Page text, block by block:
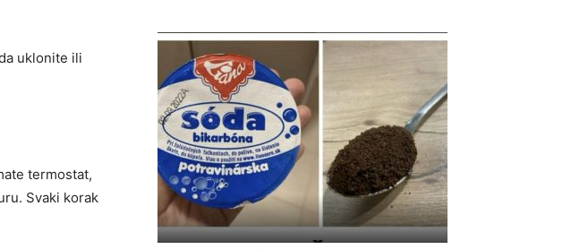
uklonite ili
termostat,
Svaki korak